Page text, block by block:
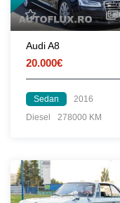
Audi A8
20.000€
Sedan
2016
Diesel
278000 KM